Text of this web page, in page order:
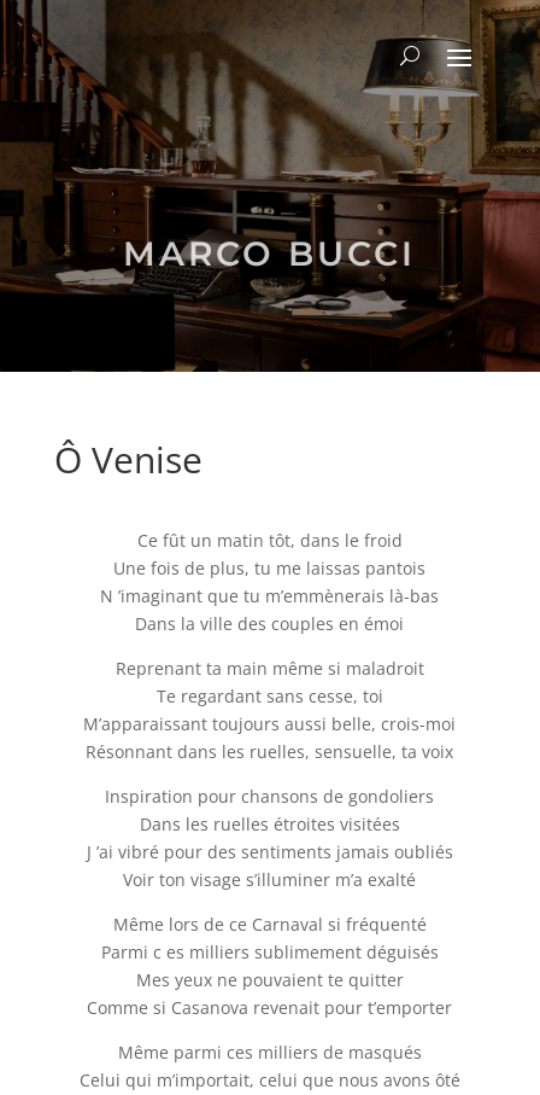
MARCO BUCCI
Ô Venise
Ce fût un matin tôt, dans le froid
Une fois de plus, tu me laissas pantois
N ’imaginant que tu m’emmènerais là-bas
Dans la ville des couples en émoi
Reprenant ta main même si maladroit
Te regardant sans cesse, toi
M’apparaissant toujours aussi belle, crois-moi
Résonnant dans les ruelles, sensuelle, ta voix
Inspiration pour chansons de gondoliers
Dans les ruelles étroites visitées
J ’ai vibré pour des sentiments jamais oubliés
Voir ton visage s’illuminer m’a exalté
Même lors de ce Carnaval si fréquenté
Parmi c es milliers sublimement déguisés
Mes yeux ne pouvaient te quitter
Comme si Casanova revenait pour t’emporter
Même parmi ces milliers de masqués
Celui qui m’importait, celui que nous avons ôté